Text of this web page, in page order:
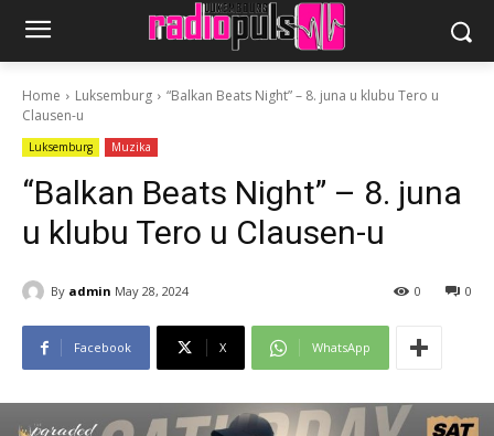
Home Luksemburg
“Balkan Beats Night” – 8. juna u klubu Tero u
Clausen-u
Luksemburg Muzika
“Balkan Beats Night” – 8. juna
u klubu Tero u Clausen-u
By admin May 28, 2024 0
0
Facebook X WhatsApp